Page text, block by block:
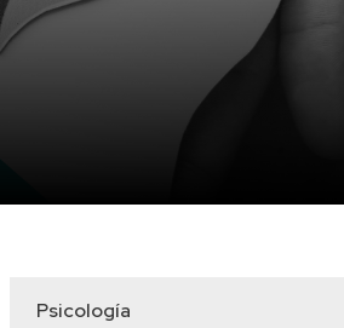
Psicología